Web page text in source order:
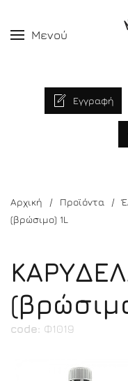
Μενού
Εγγραφή
Αρχική Προϊόντα
(βρώσιμο) 1L
code: Φ1019